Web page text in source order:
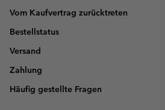
Vom Kaufvertrag zurücktreten
Bestellstatus
Versand
Zahlung
Häufig gestellte Fragen